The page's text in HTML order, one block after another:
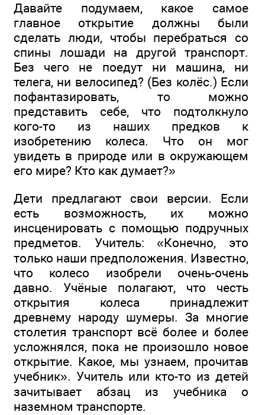
Давайте подумаем, какое самое
главное открытие должны были
сделать люди, чтобы перебраться со
спины лошади на другой транспорт.
Без чего не поедут ни машина, ни
телега, ни велосипед? (Без колёс.) Если
пофантазировать, то можно
представить себе, что подтолкнуло
кого-то из наших предков к
изобретению колеса. Что он мог
увидеть в природе или в окружающем
его мире? Кто как думает?»
Дети предлагают свои версии. Если
есть возможность, их можно
инсценировать с помощью подручных
предметов. Учитель: «Конечно, это
только наши предположения. Известно,
что колесо изобрели очень-очень
давно. Учёные полагают, что честь
открытия колеса принадлежит
древнему народу шумеры. За многие
столетия транспорт всё более и более
усложнялся, пока не произошло новое
открытие. Какое, мы узнаем, прочитав
учебник». Учитель или кто-то из детей
зачитывает абзац из учебника о
наземном транспорте.